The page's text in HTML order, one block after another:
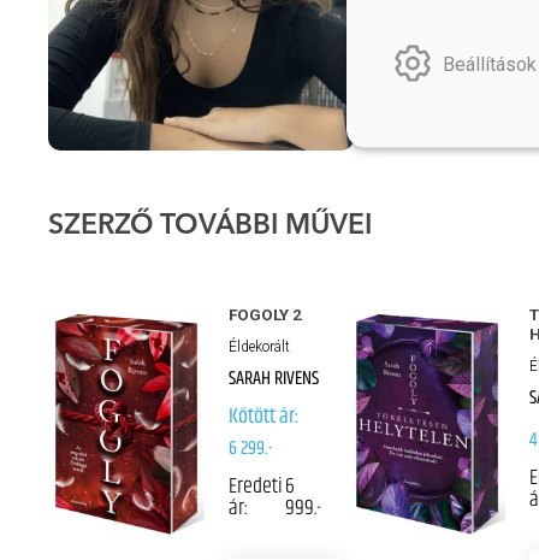
SZERZŐ TOVÁBBI MŰVEI
FOGOLY 2
Éldekorált
SARAH RIVENS
Kötött ár:
6 299.-
Eredeti
ár:
6
999.-
Beállítások